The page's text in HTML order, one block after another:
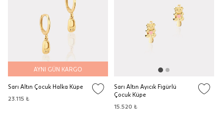
AYNI GÜN KARGO
Sarı Altın Çocuk Halka Küpe
23.115 ₺
Sarı Altın Ayıcık Figürlü
Çocuk Küpe
15.520 ₺